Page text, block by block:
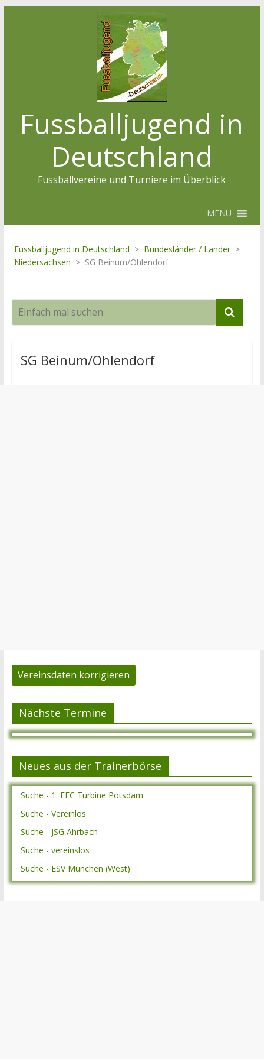
Fussballjugend in
Deutschland
Fussballvereine und Turniere im Überblick
MENU
Fussballjugend in Deutschland > Bundesländer / Länder >
Niedersachsen > SG Beinum/Ohlendorf
SG Beinum/Ohlendorf
Vereinsdaten korrigieren
Nächste Termine
Neues aus der Trainerbörse
Suche - 1. FFC Turbine Potsdam
Suche - Vereinlos
Suche - JSG Ahrbach
Suche - vereinslos
Suche - ESV München (West)